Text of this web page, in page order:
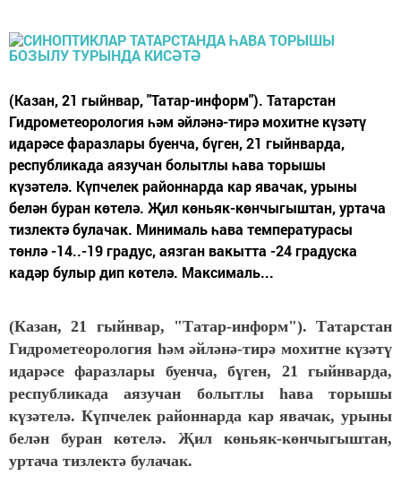
(Казан, 21 гыйнвар, "Татар-информ"). Татарстан
Гидрометеорология һәм әйләнә-тирә мохитне күзәтү
идарәсе фаразлары буенча, бүген, 21 гыйнварда,
республикада аязучан болытлы һава торышы
күзәтелә. Күпчелек районнарда кар явачак, урыны
белән буран көтелә. Җил көньяк-көнчыгыштан, уртача
тизлектә булачак. Минималь һава температурасы
төнлә -14..-19 градус, аязган вакытта -24 градуска
кадәр булыр дип көтелә. Максималь...
(Казан, 21 гыйнвар, "Татар-информ"). Татарстан
Гидрометеорология һәм әйләнә-тирә мохитне күзәтү
идарәсе фаразлары буенча, бүген, 21 гыйнварда,
республикада аязучан болытлы һава торышы
күзәтелә. Күпчелек районнарда кар явачак, урыны
белән буран көтелә. Җил көньяк-көнчыгыштан,
уртача тизлектә булачак.